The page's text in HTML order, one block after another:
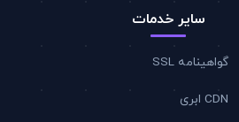
سایر خدمات
گواهینامه SSL
CDN ابری